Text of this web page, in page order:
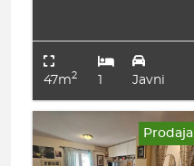
47m2 1 Javni
Prodaja